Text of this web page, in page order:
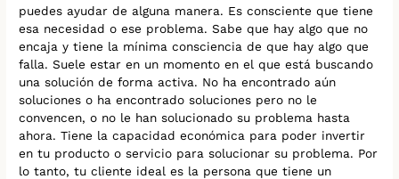
puedes ayudar de alguna manera. Es consciente que tiene
esa necesidad o ese problema. Sabe que hay algo que no
encaja y tiene la mínima consciencia de que hay algo que
falla. Suele estar en un momento en el que está buscando
una solución de forma activa. No ha encontrado aún
soluciones o ha encontrado soluciones pero no le
convencen, o no le han solucionado su problema hasta
ahora. Tiene la capacidad económica para poder invertir
en tu producto o servicio para solucionar su problema. Por
lo tanto, tu cliente ideal es la persona que tiene un